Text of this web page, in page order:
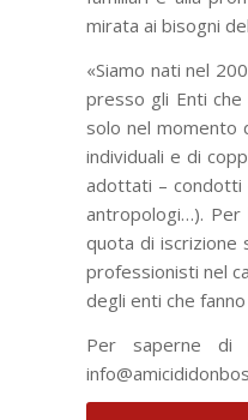
mirata ai bisogni
«Siamo nati nel
presso gli Enti
solo nel momento
individuali e di
adottati – condotti
antropologi…). Per
quota di iscrizione
professionisti nel
degli enti che
Per saperne di